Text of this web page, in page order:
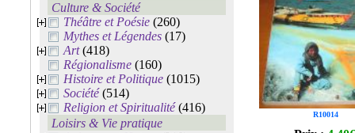
Culture & Société
Théâtre et Poésie (260)
Mythes et Légendes (17)
Art(418)
Régionalisme (160)
Histoire et Politique (1015)
Société(514)
Religion et Spiritualité(416)
Loisirs & Vie pratique
R10014